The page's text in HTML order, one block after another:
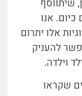
שיתווסף
אנו
אלו יתרום
להעניק
וילדה.
שקראו